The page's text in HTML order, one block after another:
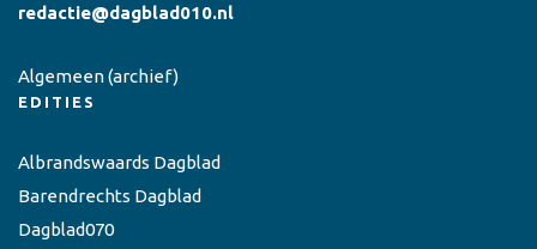
redactie@dagblad010.nl
Algemeen(archief)
EDITIES
Albrandswaards Dagblad
Barendrechts Dagblad
Dagblad070